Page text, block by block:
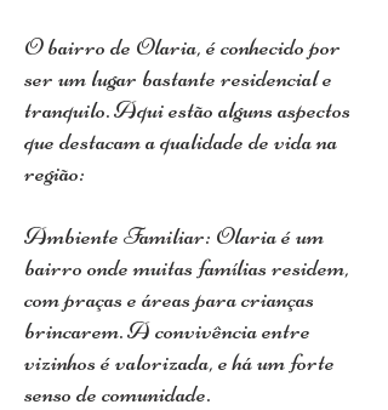
O bairro de Olaria, é conhecido por
ser um lugar bastante residencial e
tranquilo. Aqui estão alguns aspectos
que destacam a qualidade de vida na
região:
Ambiente Familiar: Olaria é um
bairro onde muitas famílias residem,
com praças e áreas para crianças
brincarem. A convivência entre
vizinhos é valorizada, e há um forte
senso de comunidade.